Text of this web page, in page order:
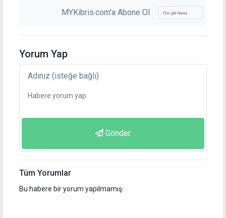
MYKibris.com'a Abone Ol
Yorum Yap
Gönder
Tüm Yorumlar
Bu habere bir yorum yapılmamış.